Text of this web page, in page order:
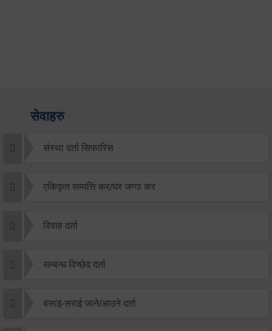
सेवाहरु
संस्था दर्ता सिफारिस
एकिकृत सम्पत्ति कर/घर जग्गा कर
विवाह दर्ता
सम्बन्ध विच्छेद दर्ता
बसाइ-सराई जाने/आउने दर्ता